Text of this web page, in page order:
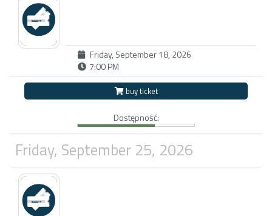
Friday, September 18, 2026
7:00 PM
buy ticket
Dostępność:
Friday, September 25, 2026